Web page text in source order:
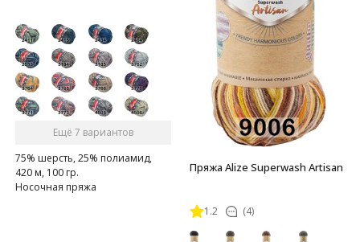
Ещё 7 вариантов
75% шерсть, 25% полиамид,
420 м, 100 гр.
Носочная пряжа
Пряжа Alize Superwash Artisan
1.2 (4)